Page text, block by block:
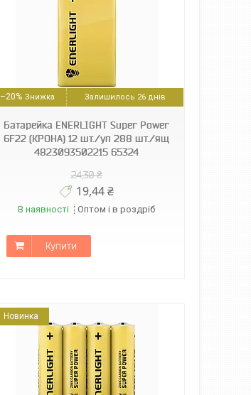
–20% Залишилось 26 днів
Батарейка ENERLIGHT Super Power
6F22 (КРОНА) 12 шт./уп 288 шт./ящ
4823093502215 65324
24,30 ₴
19,44 ₴
В наявності Оптом і в роздріб
Купити
Новинка